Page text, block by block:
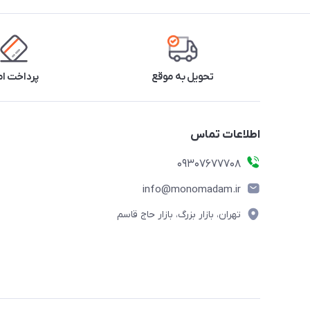
تحویل به موقع پرداخت
اطلاعات تماس
09307677708
info@monomadam.ir
تهران، بازار بزرگ، بازار حاج قاسم